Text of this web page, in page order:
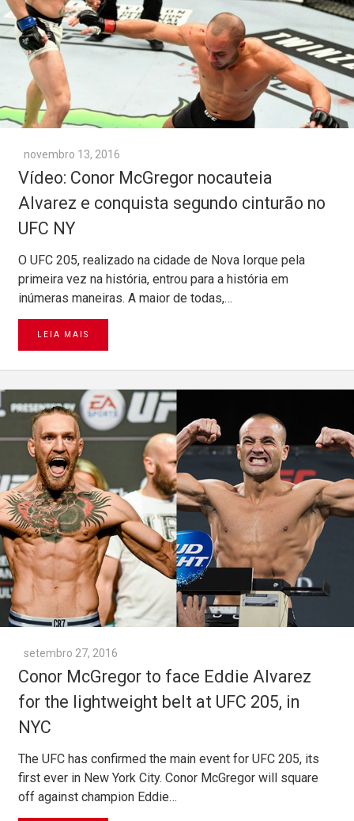
novembro 13, 2016
Vídeo: Conor McGregor nocauteia
Alvarez e conquista segundo cinturão no
UFC NY
O UFC 205, realizado na cidade de Nova Iorque pela
primeira vez na história, entrou para a história em
inúmeras maneiras. A maior de todas,…
LEIA MAIS
setembro 27, 2016
Conor McGregor to face Eddie Alvarez
for the lightweight belt at UFC 205, in
NYC
The UFC has confirmed the main event for UFC 205, its
first ever in New York City. Conor McGregor will square
off against champion Eddie…